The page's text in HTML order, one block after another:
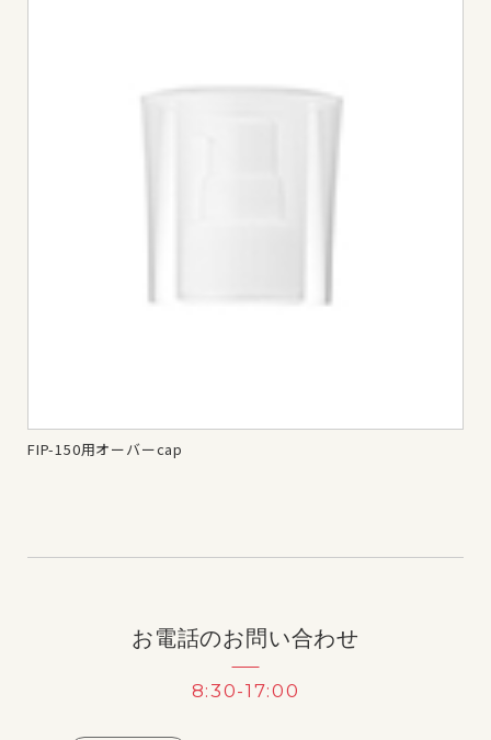
FIP-150用オーバーcap
お電話のお問い合わせ
8:30-17:00